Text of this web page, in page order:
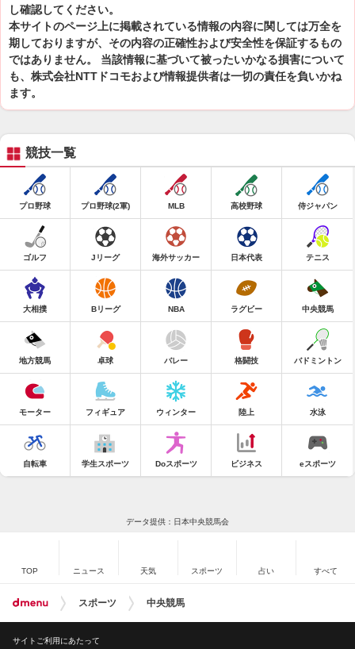
し確認してください。
本サイトのページ上に掲載されている情報の内容に関しては万全を
期しておりますが、その内容の正確性および安全性を保証するもの
ではありません。 当該情報に基づいて被ったいかなる損害について
も、株式会社NTTドコモおよび情報提供者は一切の責任を負いかね
ます。
競技一覧
プロ野球 プロ野球(2軍) MLB 高校野球 侍ジャパン
ゴルフ Jリーグ 海外サッカー 日本代表 テニス
大相撲 Bリーグ NBA ラグビー 中央競馬
地方競馬 卓球 バレー 格闘技 バドミントン
モーター フィギュア ウィンター 陸上 水泳
自転車 学生スポーツ Doスポーツ ビジネス eスポーツ
データ提供：日本中央競馬会
TOP ニュース 天気 スポーツ 占い すべて
スポーツ 中央競馬
サイトご利用にあたって